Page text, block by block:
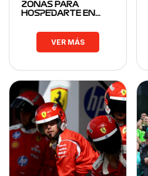
ZONAS PARA
HOSPEDARTE EN…
VER MÁS